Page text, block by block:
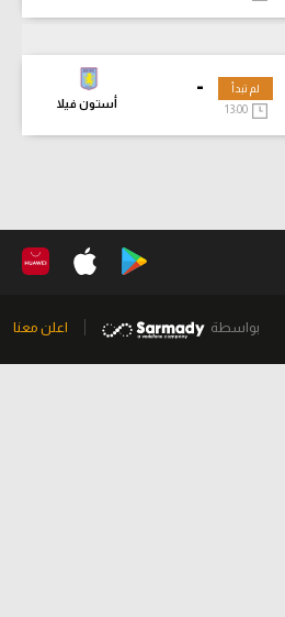
-
أستون فيلا
لم تبدأ
13:00
بواسطة اعلن معنا